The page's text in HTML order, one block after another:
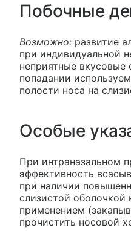
Побочные
Возможно: развитие
при индивидуальной
неприятные
попадании
полости носа на
Особые
При интраназальном
эффективность
при ­наличии
слизистой
применением­
прочистить ­носовой